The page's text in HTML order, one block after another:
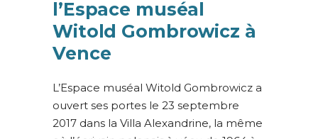
l’Espace muséal
Witold Gombrowicz à
Vence
L’Espace muséal Witold Gombrowicz a
ouvert ses portes le 23 septembre
2017 dans la Villa Alexandrine, la même